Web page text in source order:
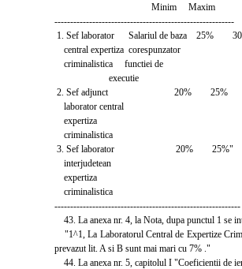
Minim Maxim
---------------------------------------------------------
1. Sef laborator Salariul de baza 25%
central expertiza corespunzator
criminalistica functiei de
executie
2. Sef adjunct 20% 25%
laborator central
expertiza
criminalistica
3. Sef laborator 20% 25%"
interjudetean
expertiza
criminalistica
-----------------------------------------------------------
43. La anexa nr. 4, la Nota, dupa punctul 1 se
"1^1, La Laboratorul Central de Expertize
prevazut lit. A si B sunt mai mari cu 7% ."
44. La anexa nr. 5, capitolul I "Coeficientii de